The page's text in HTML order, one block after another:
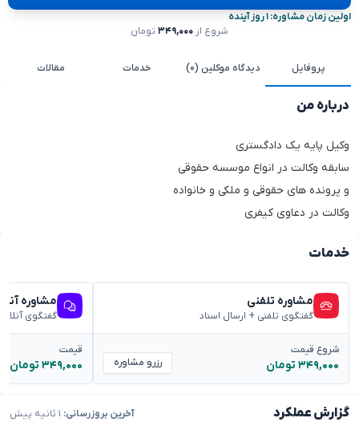
اولین زمان مشاوره: ۱ روز آینده
شروع از ۳۴۹,۰۰۰تومان
پروفایل دیدگاه موکلین (۰) خدمات مقالات
درباره من
وکیل پایه یک دادگستری
سابقه وکالت در انواع موسسه حقوقی
و پرونده های حقوقی و ملکی و خانواده
وکالت در دعاوی کیفری
گزارش عملکرد آخرین بروزرسانی:
خدمات
مشاوره تلفنی
گفتگوی تلفنی + ارسال اسناد
شروع قیمت
۳۴۹,۰۰۰ تومان رزرو مشاوره
مشاوره
گفتگوی
قیمت
۳۴۹,۰۰۰ تومان